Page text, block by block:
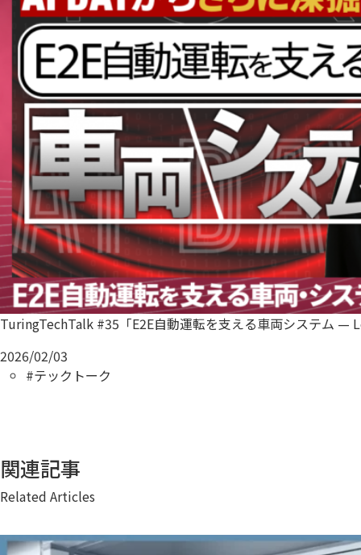
TuringTechTalk #35「E2E自動運転を支える車両システム —
2026/02/03
#テックトーク
関連記事
Related Articles